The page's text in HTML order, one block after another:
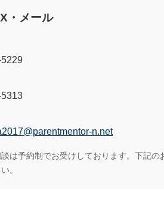
・メール
n.net
は予約制でお受けしております。下記
。